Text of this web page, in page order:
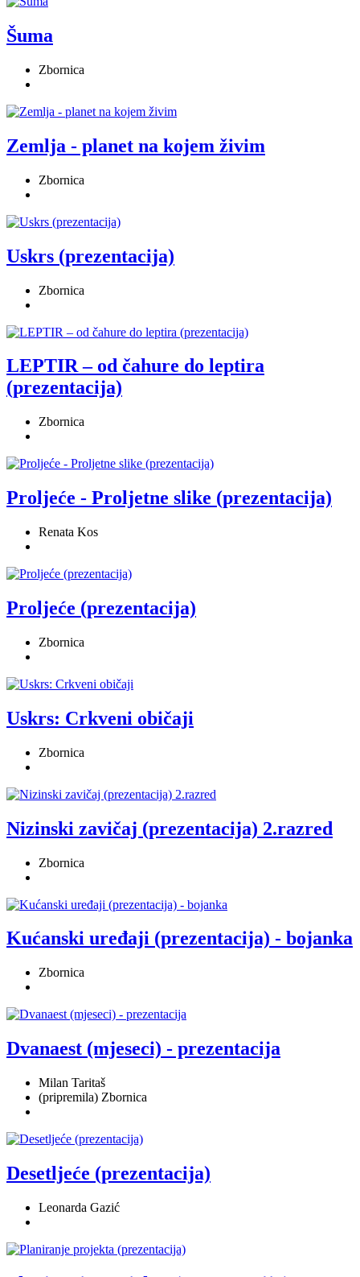
Šuma
Zbornica
Zemlja - planet na kojem živim
Zbornica
Uskrs (prezentacija)
Zbornica
LEPTIR – od čahure do leptira
(prezentacija)
Zbornica
Proljeće - Proljetne slike (prezentacija)
Renata Kos
Proljeće (prezentacija)
Zbornica
Uskrs: Crkveni običaji
Zbornica
Nizinski zavičaj (prezentacija) 2.razred
Zbornica
Kućanski uređaji (prezentacija) - bojanka
Zbornica
Dvanaest (mjeseci) - prezentacija
Milan Taritaš
(pripremila) Zbornica
Desetljeće (prezentacija)
Leonarda Gazić